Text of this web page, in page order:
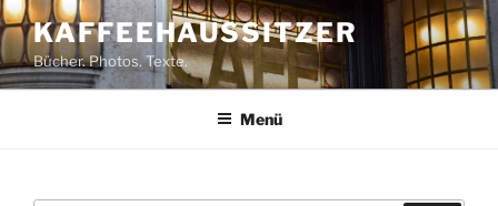
Zum
Inhalt
springen
KAFFEEHAUSSITZER
Bücher. Photos. Texte.
Menü